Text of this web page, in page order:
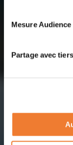
Mesure Audience
Partage avec tiers